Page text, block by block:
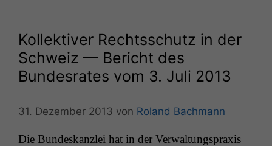
Kollektiver Rechtsschutz in der
Schweiz — Bericht des
Bundesrates vom 3. Juli 2013
31. Dezember 2013 von Roland Bachmann
Die Bun­deskan­zlei hat in der Ver­wal­tung­sprax­is